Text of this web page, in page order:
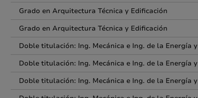
Grado en Arquitectura Técnica y Edificación
Grado en Arquitectura Técnica y Edificación
Doble titulación: Ing. Mecánica e Ing. de la Energía
Doble titulación: Ing. Mecánica e Ing. de la Energía
Doble titulación: Ing. Mecánica e Ing. de la Energía